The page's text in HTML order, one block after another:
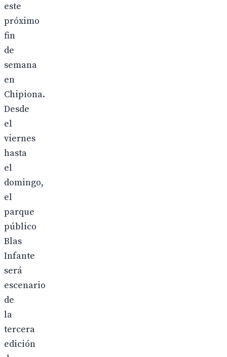
este
próximo
fin
de
semana
en
Chipiona.
Desde
el
viernes
hasta
el
domingo,
el
parque
público
Blas
Infante
será
escenario
de
la
tercera
edición